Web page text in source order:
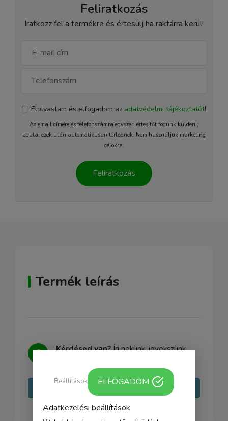
Feliratkozás
Iratkozz fel a termékre és értesülj ha raktárra kerül!
Elolvastam és elfogadom az adatvédelmi tájékoztatót!
Az email címére és telefonszámra egyszeri értesítőt fogunk küldeni,
adatai ezek után automatikusan törlődnek. Nem használjuk marketing
célokra.
Feliratkozás
Termék leírás
Kérdésed van?Írj nekünk, igyekszünk
Adatkezelési beállítások
Beállítások ELFOGADOM